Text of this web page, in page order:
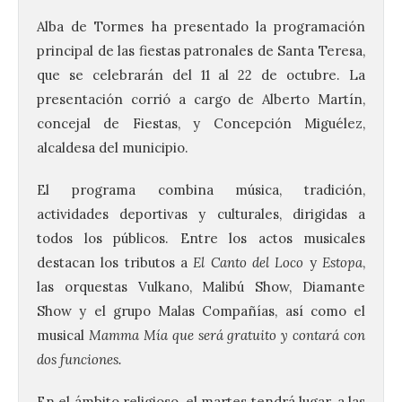
Alba de Tormes ha presentado la programación
principal de las fiestas patronales de Santa Teresa,
que se celebrarán del 11 al 22 de octubre. La
presentación corrió a cargo de Alberto Martín,
concejal de Fiestas, y Concepción Miguélez,
alcaldesa del municipio.
El programa combina música, tradición,
actividades deportivas y culturales, dirigidas a
todos los públicos. Entre los actos musicales
destacan los tributos aEl Canto del Loco yEstopa,
las orquestas Vulkano, Malibú Show, Diamante
Show y el grupo Malas Compañías, así como el
musical Mamma Mía que será gratuito y contará con
dos funciones.